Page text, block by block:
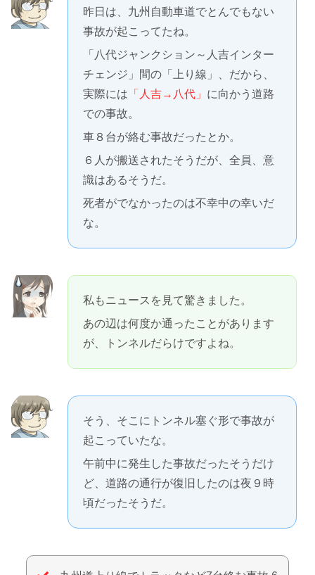
昨日は、九州自動車道でとんでもない
事故が起こってたね。
「八代ジャンクション～人吉インター
チェンジ」間の「上り線」、だから、
実際には 「人吉→八代」 に向かう道路
での事故。
車８台が絡む事故だったとか。
６人が搬送されたそうだが、全員、意
識はあるそうだ。
死者がでなかったのは不幸中の幸いだ
な。
私もニュースを見て驚きました。
あの辺は何度か通ったことがあります
が、トンネルだらけですよね。
そう、そこにトンネル塞ぐ形で事故が
起こっていたな。
午前中に発生した事故だったそうだけ
ど、道路の通行が復旧したのは夜９時
頃だったそうだ。